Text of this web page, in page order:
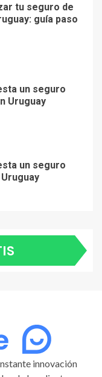
tu seguro de
guía paso
un seguro
Uruguay
un seguro
innovación